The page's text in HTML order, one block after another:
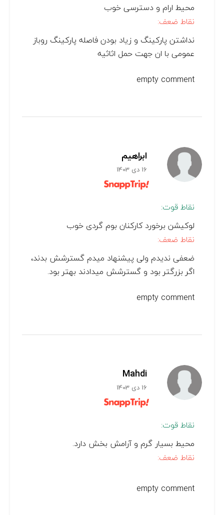
محیط ارام و دسترسی خوب
نقاط ضعف:
نداشتن پارکینگ و زیاد بودن فاصله پارکینگ روباز
عمومی با ان جهت حمل اثاثیه
empty comment
ابراهیم
16 دی 1403
نقاط قوت:
لوکیشن برخورد کارکنان بوم گردی خوب
نقاط ضعف:
ضعفی ندیدم ولی پیشنهاد میدم گسترشش بدند،
اگر بزرگتر بود و گسترشش میدادند بهتر بود.
empty comment
Mahdi
16 دی 1403
نقاط قوت:
محیط بسیار گرم و آرامش بخش دارد.
نقاط ضعف:
empty comment